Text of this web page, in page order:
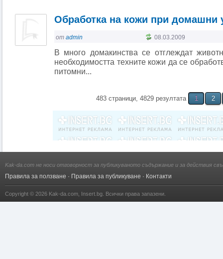
Обработка на кожи при домашни
от admin 08.03.2009
В много домакинства се отглеждат
необходимостта техните кожи да се
питомни...
483 страници, 4829 резултата 1 2
Kak-da.com не носи отговорност за публикуваното съдържание и за действия
Правила за ползване · Правила за публикуване · Контакти
Copyright © 2026 Kak-da.com Insert.bg . Всички права запазени.